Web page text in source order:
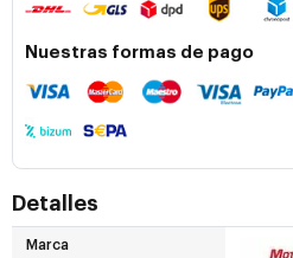
Nuestras formas de pago
Detalles
Marca